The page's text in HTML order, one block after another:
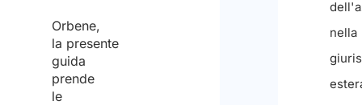
Orbene,
la presente
guida
prende
le
le